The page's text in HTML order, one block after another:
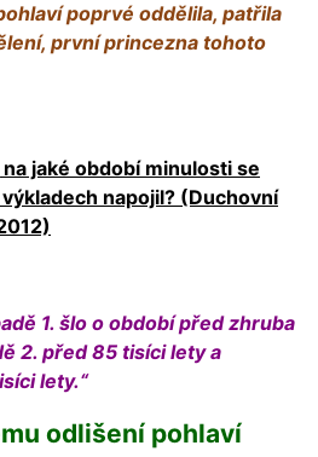
poprvé oddělila, patřila
první princezna tohoto
jaké období minulosti se
napojil? (Duchovní
1. šlo o období před zhruba
2. před 85 tisíci lety a
lety.“
odlišení pohlaví